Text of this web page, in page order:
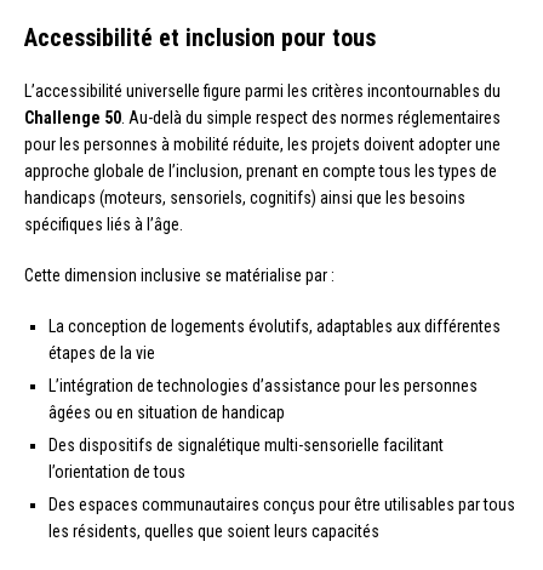
Accessibilité et inclusion pour tous
L’accessibilité universelle figure parmi les critères incontournables du
Challenge 50 . Au-delà du simple respect des normes réglementaires
pour les personnes à mobilité réduite, les projets doivent adopter une
approche globale de l’inclusion, prenant en compte tous les types de
handicaps (moteurs, sensoriels, cognitifs) ainsi que les besoins
spécifiques liés à l’âge.
Cette dimension inclusive se matérialise par :
La conception de logements évolutifs, adaptables aux différentes
étapes de la vie
L’intégration de technologies d’assistance pour les personnes
âgées ou en situation de handicap
Des dispositifs de signalétique multi-sensorielle facilitant
l’orientation de tous
Des espaces communautaires conçus pour être utilisables par tous
les résidents, quelles que soient leurs capacités